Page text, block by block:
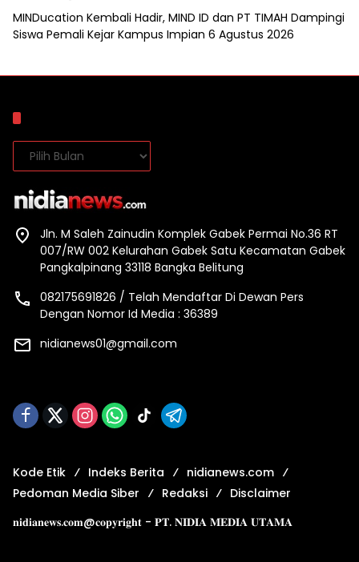
MINDucation Kembali Hadir, MIND ID dan PT TIMAH Dampingi
Siswa Pemali Kejar Kampus Impian 6 Agustus 2026
Arsip
Jln. M Saleh Zainudin Komplek Gabek Permai No.36 RT
007/RW 002 Kelurahan Gabek Satu Kecamatan Gabek
Pangkalpinang 33118 Bangka Belitung
082175691826 / Telah Mendaftar Di Dewan Pers
Dengan Nomor Id Media : 36389
nidianews01@gmail.com
Kode Etik Indeks Berita
nidianews.com
Pedoman Media Siber
Redaksi
Disclaimer
𝐧𝐢𝐝𝐢𝐚𝐧𝐞𝐰𝐬.𝐜𝐨𝐦@𝐜𝐨𝐩𝐲𝐫𝐢𝐠𝐡𝐭 - 𝐏𝐓. 𝐍𝐈𝐃𝐈𝐀 𝐌𝐄𝐃𝐈𝐀 𝐔𝐓𝐀𝐌𝐀